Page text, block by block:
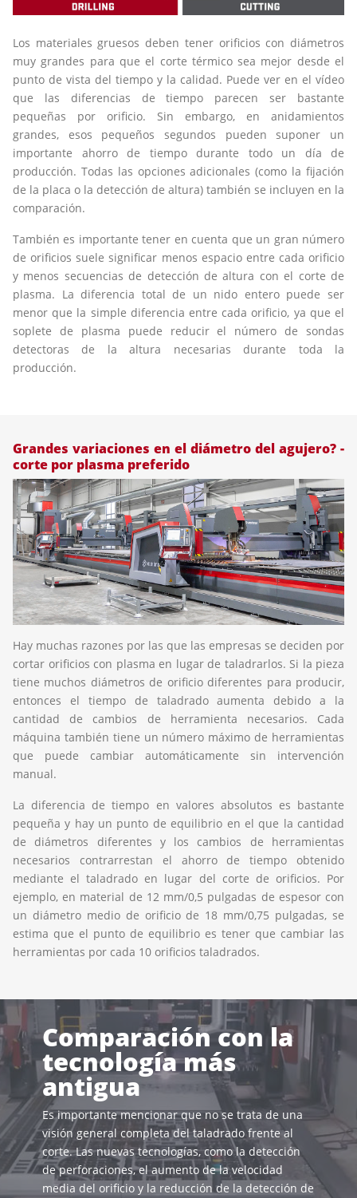
Los materiales gruesos deben tener orificios con diámetros
muy grandes para que el corte térmico sea mejor desde el
punto de vista del tiempo y la calidad. Puede ver en el vídeo
que las diferencias de tiempo parecen ser bastante
pequeñas por orificio. Sin embargo, en anidamientos
grandes, esos pequeños segundos pueden suponer un
importante ahorro de tiempo durante todo un día de
producción. Todas las opciones adicionales (como la fijación
de la placa o la detección de altura) también se incluyen en la
comparación.
También es importante tener en cuenta que un gran número
de orificios suele significar menos espacio entre cada orificio
y menos secuencias de detección de altura con el corte de
plasma. La diferencia total de un nido entero puede ser
menor que la simple diferencia entre cada orificio, ya que el
soplete de plasma puede reducir el número de sondas
detectoras de la altura necesarias durante toda la
producción.
Grandes variaciones en el diámetro del agujero? -
corte por plasma preferido
Hay muchas razones por las que las empresas se deciden por
cortar orificios con plasma en lugar de taladrarlos. Si la pieza
tiene muchos diámetros de orificio diferentes para producir,
entonces el tiempo de taladrado aumenta debido a la
cantidad de cambios de herramienta necesarios. Cada
máquina también tiene un número máximo de herramientas
que puede cambiar automáticamente sin intervención
manual.
La diferencia de tiempo en valores absolutos es bastante
pequeña y hay un punto de equilibrio en el que la cantidad
de diámetros diferentes y los cambios de herramientas
necesarios contrarrestan el ahorro de tiempo obtenido
mediante el taladrado en lugar del corte de orificios. Por
ejemplo, en material de 12 mm/0,5 pulgadas de espesor con
un diámetro medio de orificio de 18 mm/0,75 pulgadas, se
estima que el punto de equilibrio es tener que cambiar las
herramientas por cada 10 orificios taladrados.
Comparación con la
tecnología más
antigua
Es importante mencionar que no se trata de una
visión general completa del taladrado frente al
corte. Las nuevas tecnologías, como la detección
de perforaciones, el aumento de la velocidad
media del orificio y la reducción de la detección de